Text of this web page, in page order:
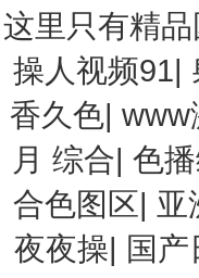
这里只有精
操人视频91|
香久色| www
月 综合| 色
合色图区| 亚
夜夜操| 国产